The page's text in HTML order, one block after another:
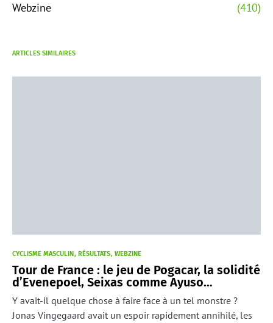
Webzine
(410)
ARTICLES SIMILAIRES
CYCLISME MASCULIN RÉSULTATS WEBZINE
Tour de France : le jeu de Pogacar, la solidité
d’Evenepoel, Seixas comme Ayuso…
Y avait-il quelque chose à faire face à un tel monstre ?
Jonas Vingegaard avait un espoir rapidement annihilé, les